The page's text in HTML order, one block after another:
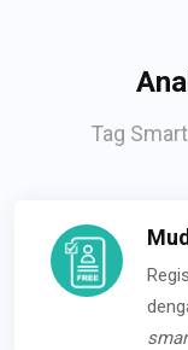
Tag